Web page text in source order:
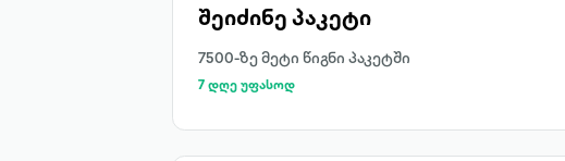
შეიძინე პაკეტი
7500-ზე მეტი წიგნი პაკეტში
7 დღე უფასოდ